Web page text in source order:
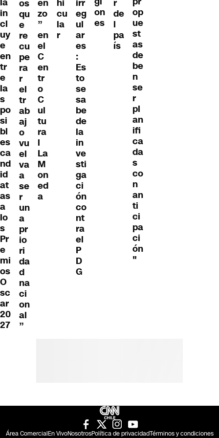
la
in
cl
uy
e
en
tr
e
la
s
po
si
bl
es
ca
nd
id
at
as
a
lo
s
Pr
e
mi
os
O
sc
ar
20
27
os
qu
e
re
cu
pe
ra
r
el
tr
ab
aj
o
vu
el
va
a
se
r
un
a
pr
io
ri
da
d
na
ci
on
al
”
en
zo
”
en
el
C
en
tr
o
C
ul
tu
ra
l
La
M
on
ed
a
hi
cu
la
r
irr
eg
ul
ar
es
:
Es
to
se
sa
be
de
la
in
ve
sti
ga
ci
ón
co
nt
ra
el
P
D
G
on
es
r
de
l
pa
ís
op
ue
st
as
de
be
n
se
r
pl
an
ifi
ca
da
s
co
n
an
ti
ci
pa
ci
ón
"
Área ComercialEn VivoNosotrosPolítica de privacidadTérminos y condiciones